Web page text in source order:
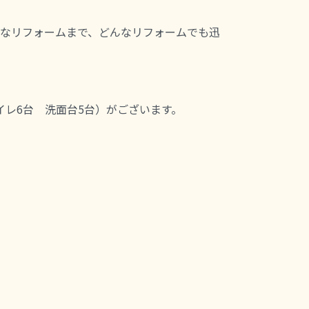
リフォームまで、どんなリフォームでも迅
6台 洗面台5台）がございます。